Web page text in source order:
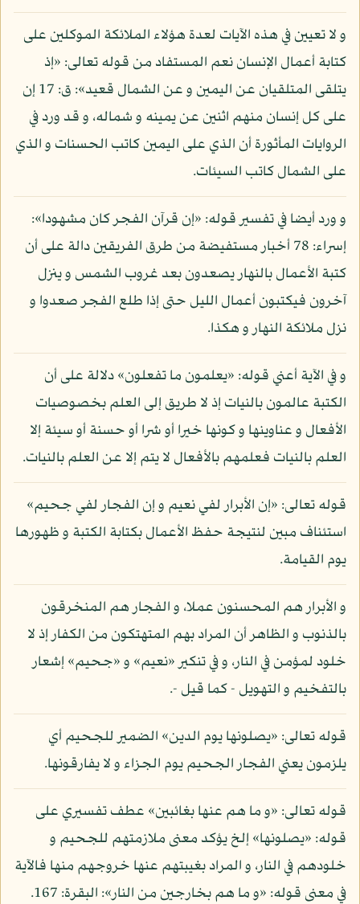
و لا تعيين في هذه الآيات لعدة هؤلاء الملائكة الموكلين على
كتابة أعمال الإنسان نعم المستفاد من قوله تعالى: «إذ
يتلقى المتلقيان عن اليمين و عن الشمال قعيد»: ق: 17 إن
على كل إنسان منهم اثنين عن يمينه و شماله، و قد ورد في
الروايات المأثورة أن الذي على اليمين كاتب الحسنات و الذي
على الشمال كاتب السيئات.
و ورد أيضا في تفسير قوله: «إن قرآن الفجر كان مشهودا»:
إسراء: 78 أخبار مستفيضة من طرق الفريقين دالة على أن
كتبة الأعمال بالنهار يصعدون بعد غروب الشمس و ينزل
آخرون فيكتبون أعمال الليل حتى إذا طلع الفجر صعدوا و
نزل ملائكة النهار و هكذا.
و في الآية أعني قوله: «يعلمون ما تفعلون» دلالة على أن
الكتبة عالمون بالنيات إذ لا طريق إلى العلم بخصوصيات
الأفعال و عناوينها و كونها خيرا أو شرا أو حسنة أو سيئة إلا
العلم بالنيات فعلمهم بالأفعال لا يتم إلا عن العلم بالنيات.
قوله تعالى: «إن الأبرار لفي نعيم و إن الفجار لفي جحيم»
استئناف مبين لنتيجة حفظ الأعمال بكتابة الكتبة و ظهورها
يوم القيامة.
و الأبرار هم المحسنون عملا، و الفجار هم المنخرقون
بالذنوب و الظاهر أن المراد بهم المتهتكون من الكفار إذ لا
خلود لمؤمن في النار، و في تنكير «نعيم» و «جحيم» إشعار
بالتفخيم و التهويل - كما قيل -.
قوله تعالى: «يصلونها يوم الدين» الضمير للجحيم أي
يلزمون يعني الفجار الجحيم يوم الجزاء و لا يفارقونها.
قوله تعالى: «و ما هم عنها بغائبين» عطف تفسيري على
قوله: «يصلونها» إلخ يؤكد معنى ملازمتهم للجحيم و
خلودهم في النار، و المراد بغيبتهم عنها خروجهم منها فالآية
في معنى قوله: «و ما هم بخارجين من النار»: البقرة: 167.